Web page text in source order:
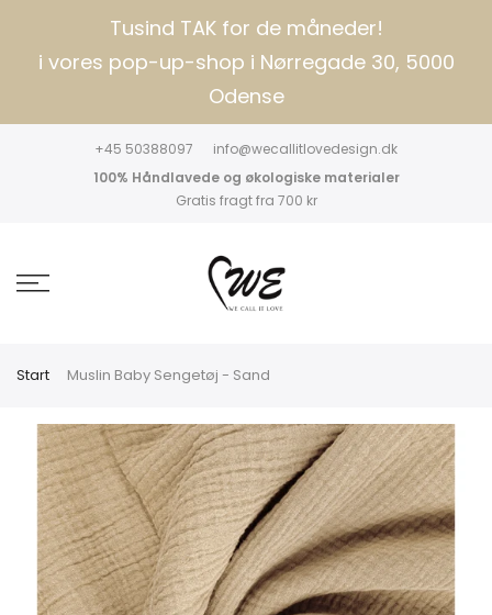
Tusind TAK for de måneder!
i vores pop-up-shop i Nørregade 30, 5000
Odense
+45 50388097
info@wecallitlovedesign.dk
100% Håndlavede og økologiske materialer
Gratis fragt fra 700 kr
Start Muslin Baby Sengetøj - Sand